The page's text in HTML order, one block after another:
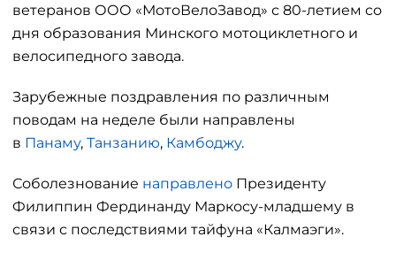
ветеранов ООО «МотоВелоЗавод» с 80-летием со
дня образования Минского мотоциклетного и
велосипедного завода.
Зарубежные поздравления по различным
поводам на неделе были направлены
в Панаму, Танзанию, Камбоджу.
Соболезнование направлено Президенту
Филиппин Фердинанду Маркосу-младшему в
связи с последствиями тайфуна «Калмаэги».